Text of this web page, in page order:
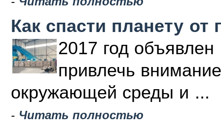
Как спасти планету от
2017 год объявлен
привлечь
окружающей среды и ...
- Читать полностью